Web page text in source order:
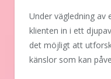
Under vägledning av
klienten in i ett
det möjligt att
känslor som kan